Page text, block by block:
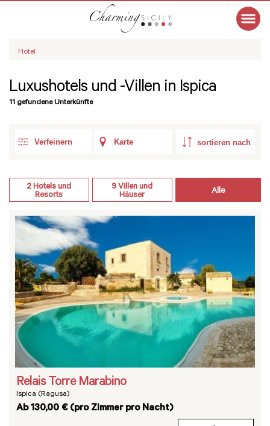
Hotel
Luxushotels und -Villen in Ispica
11 gefundene Unterkünfte
Verfeinern Karte
2 Hotels und
Resorts
9 Villen und
Häuser
Alle
Relais Torre Marabino
Ispica (Ragusa)
Ab 130,00 € (pro Zimmer pro Nacht)